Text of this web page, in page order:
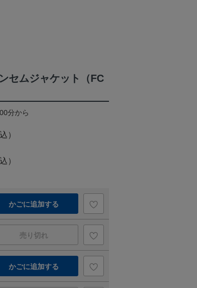
セムジャケット（FC
分から
）
）
かごに追加する
売り切れ
かごに追加する